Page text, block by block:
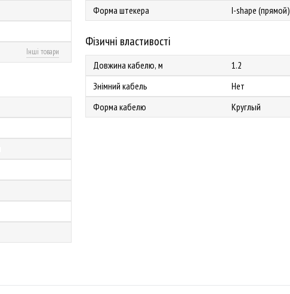
Інші товари
Форма штекера
I-shape (прямой)
Фізичні властивості
Довжина кабелю, м
1.2
Знімний кабель
Нет
Форма кабелю
Круглый